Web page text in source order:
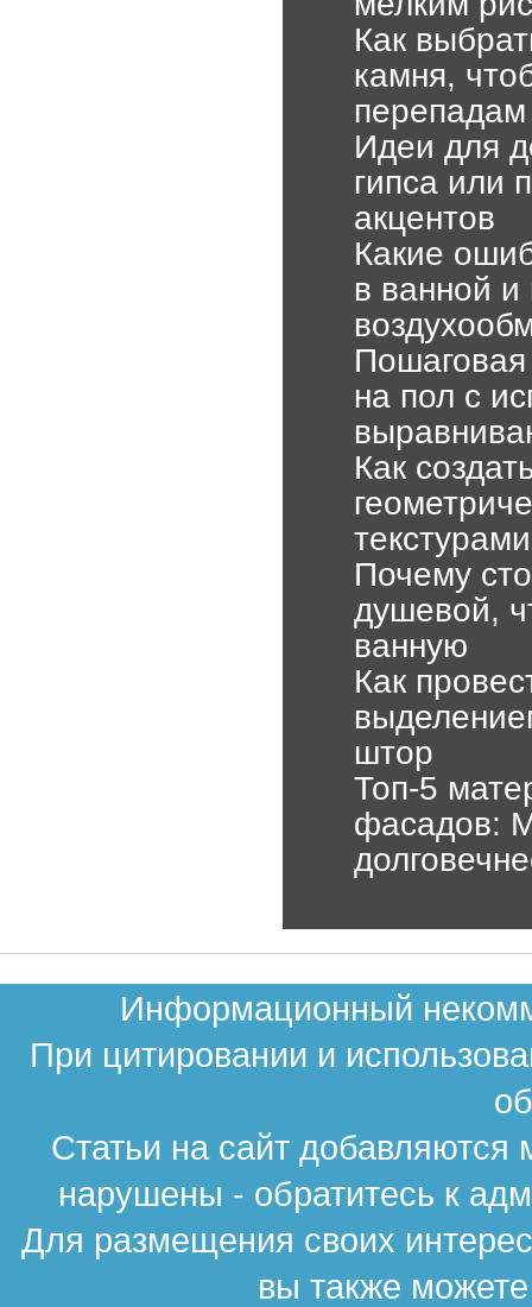
Как
камня,
Идеи для
гипса или
акцентов
Какие
в ванной и
Пошаговая
на пол с
Как
текстурами
Почему
душевой,
ванную
Как
штор
Топ-5
фасадов:
Информационный
При цитировании и
Статьи на сайт
нарушены - обратитесь к
Для размещения своих
вы также